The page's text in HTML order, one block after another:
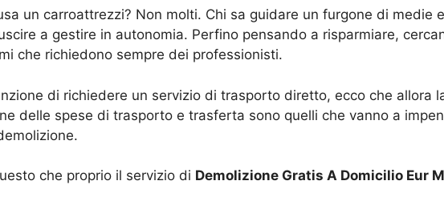
un carroattrezzi? Non molti. Chi sa guidare un furgone di
a gestire in autonomia. Perfino pensando a risparmiare,
che richiedono sempre dei professionisti.
di richiedere un servizio di trasporto diretto, ecco che allora
delle spese di trasporto e trasferta sono quelli che vanno a
che proprio il servizio di Demolizione Gratis A Domicilio Eur